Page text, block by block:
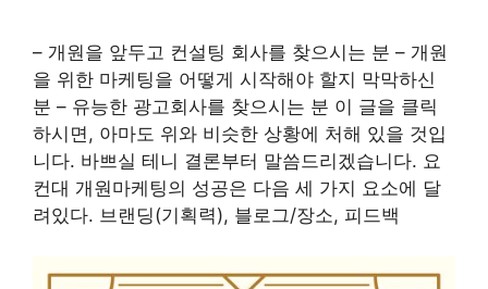
– 개원을 앞두고 컨설팅 회사를 찾으시는 분 – 개원
을 위한 마케팅을 어떻게 시작해야 할지 막막하신
분 – 유능한 광고회사를 찾으시는 분 이 글을 클릭
하시면, 아마도 위와 비슷한 상황에 처해 있을 것입
니다. 바쁘실 테니 결론부터 말씀드리겠습니다. 요
컨대 개원마케팅의 성공은 다음 세 가지 요소에 달
려있다. 브랜딩(기획력), 블로그/장소, 피드백